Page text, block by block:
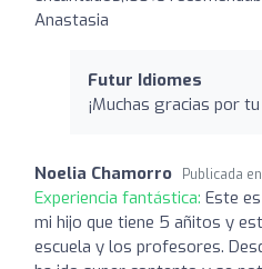
Anastasia
Futur Idiomes
¡Muchas gracias por
Noelia Chamorro Publicada en
Experiencia fantástica: Este
mi hijo que tiene 5 añitos y
escuela y los profesores.